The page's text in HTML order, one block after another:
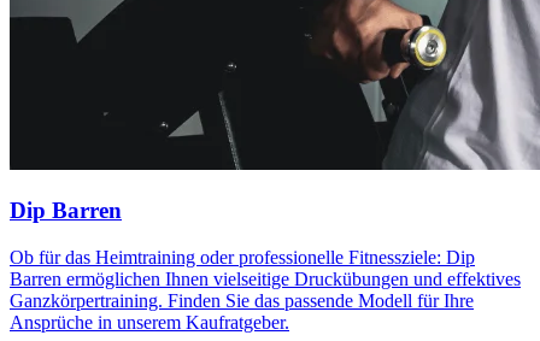
Dip Barren
Ob für das Heimtraining oder professionelle Fitnessziele: Dip
Barren ermöglichen Ihnen vielseitige Druckübungen und effektives
Ganzkörpertraining. Finden Sie das passende Modell für Ihre
Ansprüche in unserem Kaufratgeber.